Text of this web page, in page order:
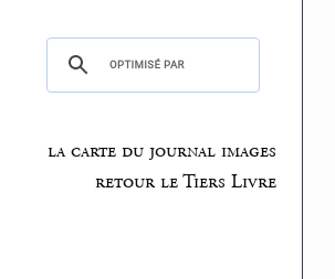
la carte du journal images
retour le Tiers Livre